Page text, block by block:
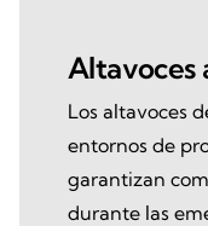
Altavoces
Los altavoces
entornos de
garantizan
durante las